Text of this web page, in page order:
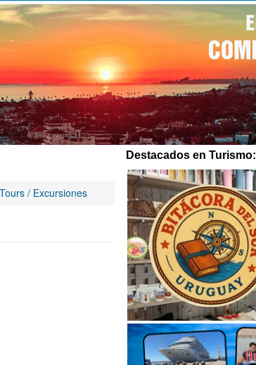
/ Excursiones
Destacados en Turismo: